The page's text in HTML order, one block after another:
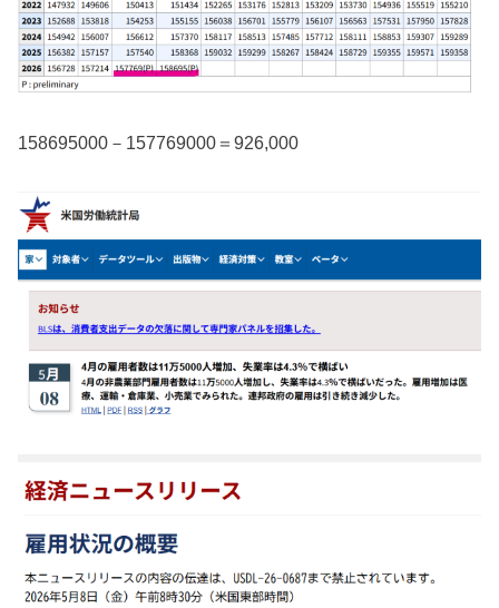
158695000－157769000＝926,000